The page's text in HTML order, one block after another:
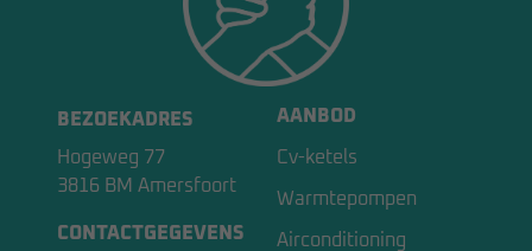
BEZOEKADRES
Hogeweg 77
3816 BM Amersfoort
CONTACTGEGEVENS
AANBOD
Cv-ketels
Warmtepompen
Airconditioning